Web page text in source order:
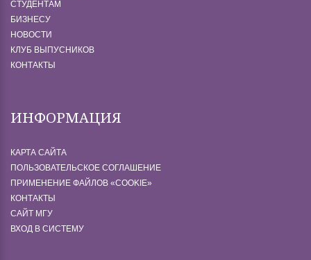
СТУДЕНТАМ
БИЗНЕСУ
НОВОСТИ
КЛУБ ВЫПУСНИКОВ
КОНТАКТЫ
ИНФОРМАЦИЯ
КАРТА САЙТА
ПОЛЬЗОВАТЕЛЬСКОЕ СОГЛАШЕНИЕ
ПРИМЕНЕНИЕ ФАЙЛОВ «СOOKIE»
КОНТАКТЫ
САЙТ МГУ
ВХОД В СИСТЕМУ